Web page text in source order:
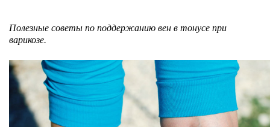
Полезные советы по поддержанию вен в тонусе при
варикозе.